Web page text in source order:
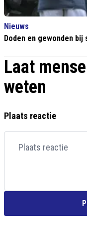
Nieuws
Doden en gewonden
Laat
weten
Plaats reactie